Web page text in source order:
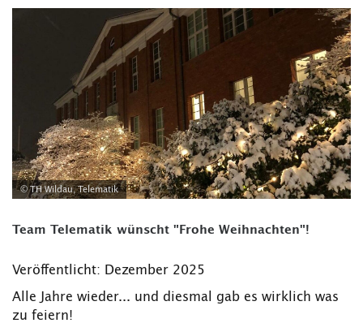
© TH Wildau, Telematik
Team Telematik wünscht "Frohe Weihnachten"!
Veröffentlicht: Dezember 2025
Alle Jahre wieder... und diesmal gab es wirklich was
zu feiern!